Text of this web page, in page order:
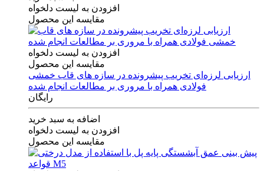
افزودن به لیست دلخواه
مقایسه این محصول
افزودن به لیست دلخواه
مقایسه این محصول
ارزیابی لرزه‌ای تخریب پیشرونده در سازه های قاب خمشی
فولادی همراه با مروری بر مطالعات انجام شده
رایگان
اضافه به سبد خرید
افزودن به لیست دلخواه
مقایسه این محصول